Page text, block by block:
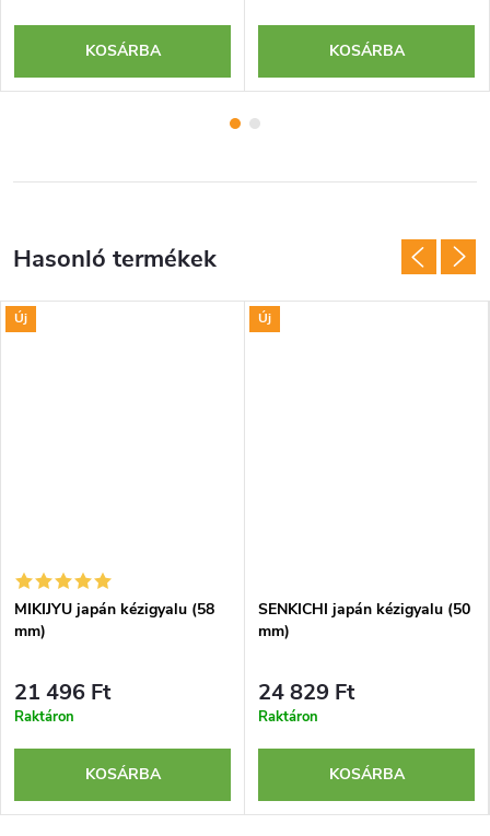
KOSÁRBA KOSÁRBA
Új
MIKIJYU japán kézigyalu (58
mm)
21 496 Ft
Raktáron
KOSÁRBA
Új
SENKICHI japán kézigyalu (50
mm)
24 829 Ft
Raktáron
KOSÁRBA